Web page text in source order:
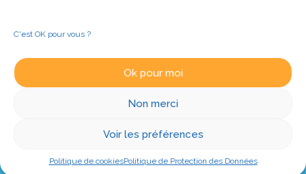
C'est OK pour vous ?
Ok pour moi
Non merci
Voir les préférences
Politique de cookiesPolitique de Protection des Données